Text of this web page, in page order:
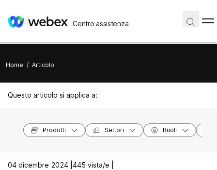
Centro assistenza
Home / Articolo
Questo articolo si applica a:
Prodotti Settori Ruoli
04 dicembre 2024 | 445 vista/e |